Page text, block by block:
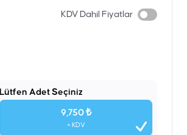
KDV Dahil Fiyatlar
Lütfen Adet Seçiniz
9,750 ₺
+ KDV